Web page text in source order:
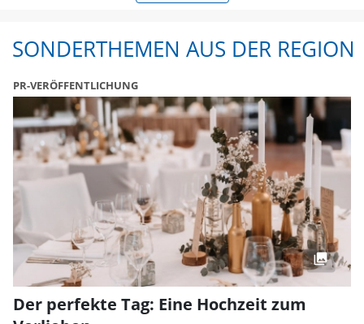
SONDERTHEMEN AUS DER REGION
PR-VERÖFFENTLICHUNG
Der perfekte Tag: Eine Hochzeit zum